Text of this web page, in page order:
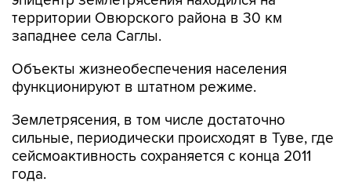
территории Овюрского района в 30 км
западнее села Саглы.
Объекты жизнеобеспечения населения
функционируют в штатном режиме.
Землетрясения, в том числе достаточно
сильные, периодически происходят в Туве, где
сейсмоактивность сохраняется с конца 2011
года.